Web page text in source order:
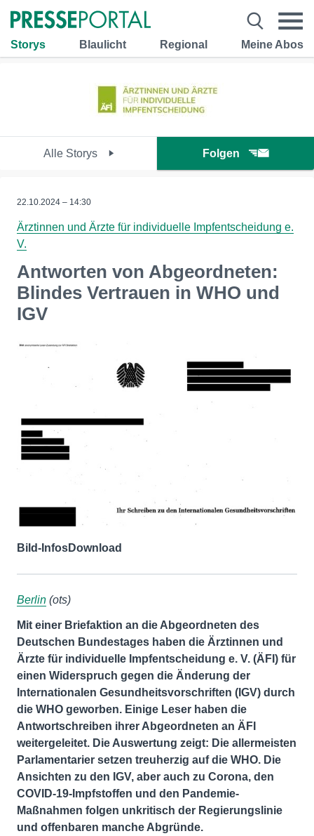
Storys Blaulicht Regional Meine Abos
Alle Storys Folgen
22.10.2024 – 14:30
Ärztinnen und Ärzte für individuelle Impfentscheidung e.
V.
Antworten von Abgeordneten:
Blindes Vertrauen in WHO und
IGV
Bild-InfosDownload
Berlin (ots)
Mit einer Briefaktion an die Abgeordneten des
Deutschen Bundestages haben die Ärztinnen und
Ärzte für individuelle Impfentscheidung e. V. (ÄFI) für
einen Widerspruch gegen die Änderung der
Internationalen Gesundheitsvorschriften (IGV) durch
die WHO geworben. Einige Leser haben die
Antwortschreiben ihrer Abgeordneten an ÄFI
weitergeleitet. Die Auswertung zeigt: Die allermeisten
Parlamentarier setzen treuherzig auf die WHO. Die
Ansichten zu den IGV, aber auch zu Corona, den
COVID-19-Impfstoffen und den Pandemie-
Maßnahmen folgen unkritisch der Regierungslinie
und offenbaren manche Abgründe.